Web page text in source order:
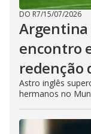
DO R7/15/07/2026
encontro
redenção
Astro inglês
hermanos no